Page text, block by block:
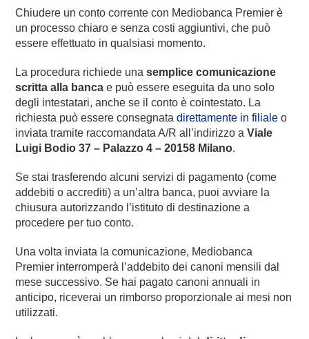
Chiudere un conto corrente con Mediobanca Premier è
un processo chiaro e senza costi aggiuntivi, che può
essere effettuato in qualsiasi momento.
La procedura richiede unasemplice comunicazione
scritta alla banca e può essere eseguita da uno solo
degli intestatari, anche se il conto è cointestato. La
richiesta può essere consegnatadirettamente in filiale o
inviata tramite raccomandata A/R all’indirizzo aViale
Luigi Bodio 37 – Palazzo 4 – 20158 Milano.
Se stai trasferendo alcuni servizi di pagamento (come
addebiti o accrediti) a un’altra banca, puoi avviare la
chiusura autorizzando l’istituto di destinazione a
procedere per tuo conto.
Una volta inviata la comunicazione, Mediobanca
Premier interromperà l’addebito dei canoni mensili dal
mese successivo. Se hai pagato canoni annuali in
anticipo, riceverai un rimborso proporzionale ai mesi non
utilizzati.